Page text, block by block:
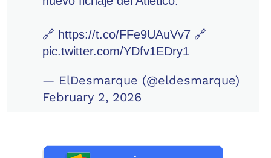
🔗 https://t.co/FFe9UAuVv7 🔗
pic.twitter.com/YDfv1EDry1
— ElDesmarque (@eldesmarque)
February 2, 2026